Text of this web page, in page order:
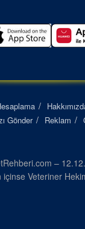
Gönder Reklam
–
Veteriner